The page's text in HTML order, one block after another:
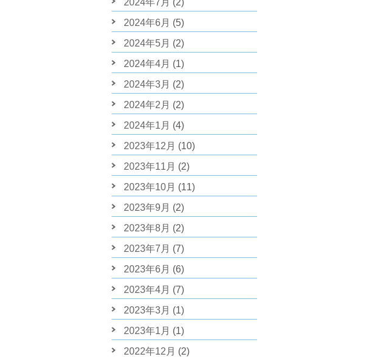
2024年7月 (2)
2024年6月 (5)
2024年5月 (2)
2024年4月 (1)
2024年3月 (2)
2024年2月 (2)
2024年1月 (4)
2023年12月 (10)
2023年11月 (2)
2023年10月 (11)
2023年9月 (2)
2023年8月 (2)
2023年7月 (7)
2023年6月 (6)
2023年4月 (7)
2023年3月 (1)
2023年1月 (1)
2022年12月 (2)